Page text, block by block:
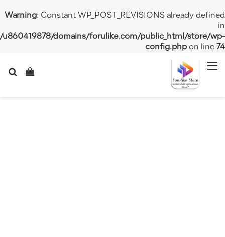
Warning: Constant WP_POST_REVISIONS already
/home/u860419878/domains/forulike.com/public_html/
config.php